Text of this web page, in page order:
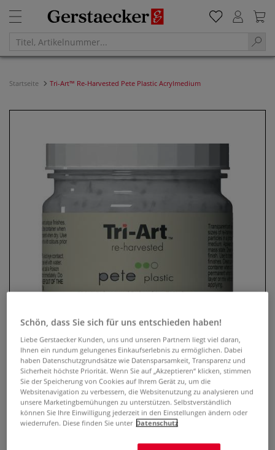
Startseite Tri-Art™ Re-Harvested Pete Plastic Acrylmedium
Tri-Art™ Re-Harvested Pete Plastic
Acrylmedium
Schön, dass Sie sich für uns entschieden haben!
Liebe Gerstaecker Kunden, uns und unseren Partnern liegt viel daran,
Ihnen ein rundum gelungenes Einkaufserlebnis zu ermöglichen. Dabei
haben Datenschutzgrundsätze wie Datensparsamkeit, Transparenz und
Sicherheit höchste Priorität. Wenn Sie auf „Akzeptieren“ klicken, stimmen
Sie der Speicherung von Cookies auf Ihrem Gerät zu, um die
Websitenavigation zu verbessern, die Websitenutzung zu analysieren und
unsere Marketingbemühungen zu unterstützen. Selbstverständlich
können Sie Ihre Einwilligung jederzeit in den Einstellungen ändern oder
wiederrufen. Diese finden Sie unter Datenschutz